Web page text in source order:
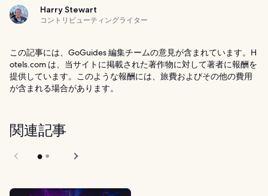
Harry Stewart
コントリビューティングライター
この記事には、GoGuides 編集チームの意見が含まれています。H
otels.com は、当サイトに掲載された著作物に対して著者に報酬を
提供しています。このような報酬には、旅費およびその他の費用
が含まれる場合があります。
関連記事